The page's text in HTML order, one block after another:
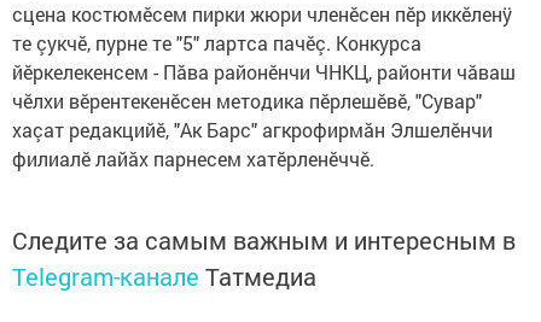
сцена костюмĕсем пирки жюри членĕсен пĕр иккĕленÿ
те çукчĕ, пурне те "5" лартса пачĕç. Конкурса
йĕркелекенсем - Пăва районĕнчи ЧНКЦ, районти чăваш
чĕлхи вĕрентекенĕсен методика пĕрлешĕвĕ, "Сувар"
хаçат редакцийĕ, "Ак Барс" агкрофирмăн Элшелĕнчи
филиалĕ лайăх парнесем хатĕрленĕччĕ.
Следите за самым важным и интересным в
Telegram-канале Татмедиа